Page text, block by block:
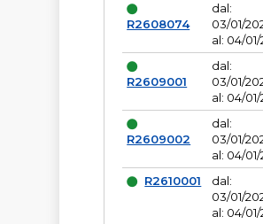
R2608074
dal:
03/01/
al: 04/
R2609001
dal:
03/01/
al: 04/
R2609002
dal:
03/01/
al: 04/
R2610001
dal:
03/01/
al: 04/